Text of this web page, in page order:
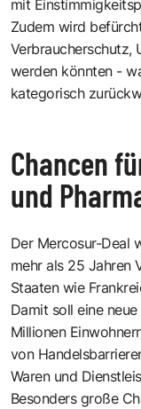
mit
Zudem wird
Verbraucherschutz,
werden könnten -
kategorisch
Chancen
und
Der Mercosur-Deal
mehr als 25 Jahren
Staaten wie
Damit soll eine
Millionen
von
Waren und
Besonders große